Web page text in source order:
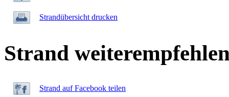
Strandübersicht drucken
Strand
Strand auf Facebook teilen